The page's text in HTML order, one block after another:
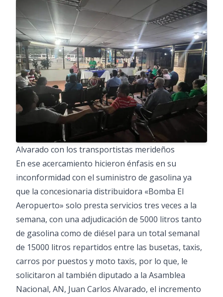
Alvarado con los transportistas merideños
En ese acercamiento hicieron énfasis en su
inconformidad con el suministro de gasolina ya
que la concesionaria distribuidora «Bomba El
Aeropuerto» solo presta servicios tres veces a la
semana, con una adjudicación de 5000 litros tanto
de gasolina como de diésel para un total semanal
de 15000 litros repartidos entre las busetas, taxis,
carros por puestos y moto taxis, por lo que, le
solicitaron al también diputado a la Asamblea
Nacional, AN, Juan Carlos Alvarado, el incremento